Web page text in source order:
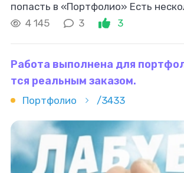
попасть в «Портфолио» Есть
способов: 1. Заказчик, желающий
4 145 3 3
Работа выполнена для
тся реальным заказом.
Портфолио /3433